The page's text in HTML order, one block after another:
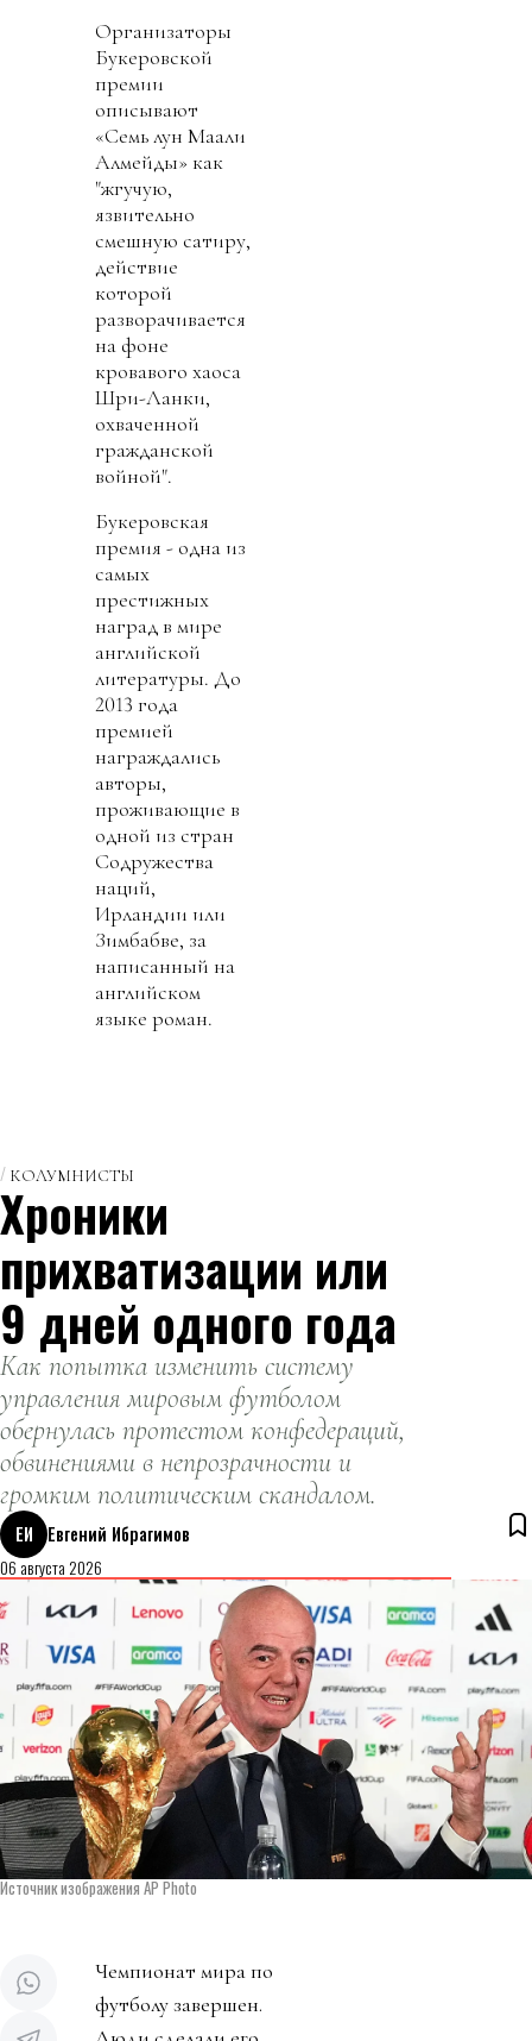
Организаторы
Букеровской
премии
описывают
«Семь лун Маали
Алмейды» как
"жгучую,
язвительно
смешную сатиру,
действие
которой
разворачивается
на фоне
кровавого хаоса
Шри-Ланки,
охваченной
гражданской
войной".
Букеровская
премия - одна из
самых
престижных
наград в мире
английской
литературы. До
2013 года
премией
награждались
авторы,
проживающие в
одной из стран
Содружества
наций,
Ирландии или
Зимбабве, за
написанный на
английском
языке роман.
КОЛУМНИСТЫ
Хроники
прихватизации или
9 дней одного года
Как попытка изменить систему
управления мировым футболом
обернулась протестом конфедераций,
обвинениями в непрозрачности и
громким политическим скандалом.
ЕИ
Евгений Ибрагимов
06 августа 2026
Источник изображения AP Photo
Чемпионат мира по
футболу завершен.